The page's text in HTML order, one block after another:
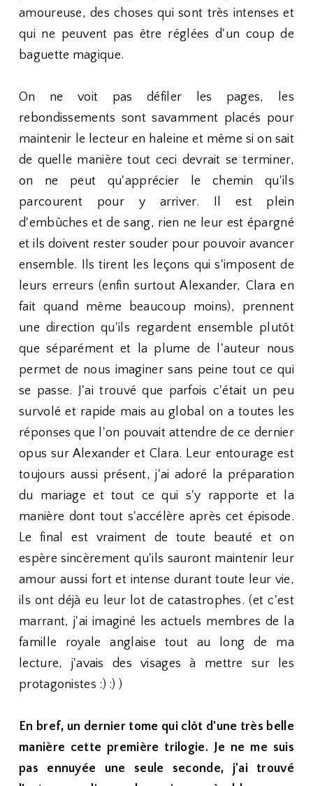
amoureuse, des choses qui sont très intenses et
qui ne peuvent pas être réglées d'un coup de
baguette magique.
On ne voit pas défiler les pages, les
rebondissements sont savamment placés pour
maintenir le lecteur en haleine et même si on sait
de quelle manière tout ceci devrait se terminer,
on ne peut qu'apprécier le chemin qu'ils
parcourent pour y arriver. Il est plein
d'embûches et de sang, rien ne leur est épargné
et ils doivent rester souder pour pouvoir avancer
ensemble. Ils tirent les leçons qui s'imposent de
leurs erreurs (enfin surtout Alexander, Clara en
fait quand même beaucoup moins), prennent
une direction qu'ils regardent ensemble plutôt
que séparément et la plume de l'auteur nous
permet de nous imaginer sans peine tout ce qui
se passe. J'ai trouvé que parfois c'était un peu
survolé et rapide mais au global on a toutes les
réponses que l'on pouvait attendre de ce dernier
opus sur Alexander et Clara. Leur entourage est
toujours aussi présent, j'ai adoré la préparation
du mariage et tout ce qui s'y rapporte et la
manière dont tout s'accélère après cet épisode.
Le final est vraiment de toute beauté et on
espère sincèrement qu'ils sauront maintenir leur
amour aussi fort et intense durant toute leur vie,
ils ont déjà eu leur lot de catastrophes. (et c'est
marrant, j'ai imaginé les actuels membres de la
famille royale anglaise tout au long de ma
lecture, j'avais des visages à mettre sur les
protagonistes :) :) )
En bref, un dernier tome qui clôt d'une très belle
manière cette première trilogie. Je ne me suis
pas ennuyée une seule seconde, j'ai trouvé